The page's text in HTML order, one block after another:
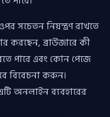
সচেতন নিয়ন্ত্রণ রাখতে
করছেন, ব্রাউজারে কী
পারে এবং কোন পেজে
বিবেচনা করুন।
অনলাইন ব্যবহারের